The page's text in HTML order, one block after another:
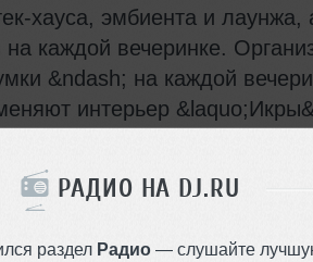
РАДИО НА DJ.RU
раздел Радио — слушайте
хауса, эмбиента и лаунжа,
на каждой вечеринке.
&ndash; на каждой
интерьер
дизайнерских
и если Вы этого
к нам заглянуть!
Я ПОЙДУ